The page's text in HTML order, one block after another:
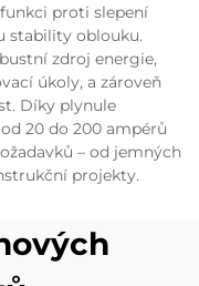
proti slepení
stability oblouku.
zdroj energie,
úkoly, a zároveň
Díky plynule
20 do 200 ampérů
– od jemných
projekty.